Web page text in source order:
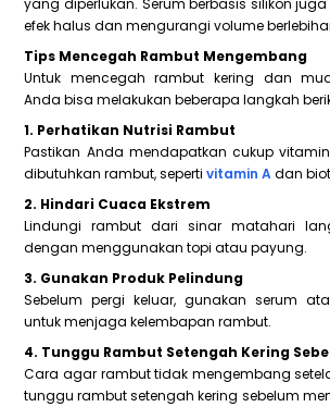
yang diperlukan. Serum berbasis silikon
efek halus dan mengurangi volume
Tips Mencegah Rambut Mengembang
Untuk mencegah rambut kering dan
Anda bisa melakukan beberapa langkah
1. Perhatikan Nutrisi Rambut
Pastikan Anda mendapatkan cukup
dibutuhkan rambut, sepertivitamin Adan
2. Hindari Cuaca Ekstrem
Lindungi rambut dari sinar matahari
dengan menggunakan topi atau payung.
3. Gunakan Produk Pelindung
Sebelum pergi keluar, gunakan serum
untuk menjaga kelembapan rambut.
4. Tunggu Rambut Setengah Kering
Cara agar rambut tidak mengembang
tunggu rambut setengah kering sebelum